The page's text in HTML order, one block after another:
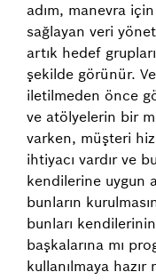
adım, manevra
sağlayan veri
artık hedef
şekilde görünür.
iletilmeden önce
ve atölyelerin bir
varken, müşteri
ihtiyacı vardır ve
kendilerine uygun
bunların
bunları
başkalarına mı
kullanılmaya hazır